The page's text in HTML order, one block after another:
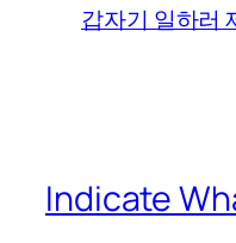
갑자기 일하러
Indicate